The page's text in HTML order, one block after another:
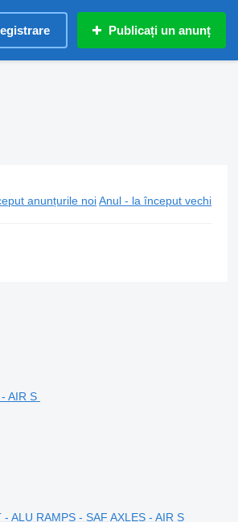
Publicați un anunț
anunțurile noi Anul - la început vechi
ALU RAMPS - SAF AXLES - AIR S